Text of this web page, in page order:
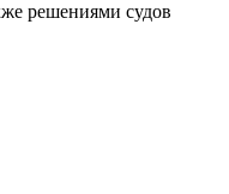
решениями судов